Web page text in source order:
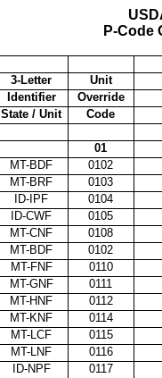
P-Code
3-Letter
Unit
Identifier
Override
State / Unit
Code
01
MT-BDF
0102
MT-BRF
0103
ID-IPF
0104
ID-CWF
0105
MT-CNF
0108
MT-BDF
0102
MT-FNF
0110
MT-GNF
0111
MT-HNF
0112
MT-KNF
0114
MT-LCF
0115
MT-LNF
0116
ID-NPF
0117